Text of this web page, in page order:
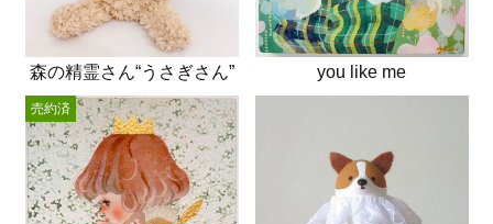
森の精霊さん“うさぎさん” you like me
売約済